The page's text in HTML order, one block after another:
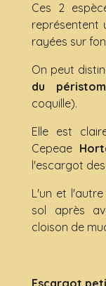
Ces 2
représentent
rayées sur
On peut
du
coquille).
Elle est
Cepeae
l'escargot
L'un et
sol après
cloison de